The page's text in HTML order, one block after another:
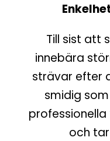
Till sist att
innebära
strävar efter
smidig
och